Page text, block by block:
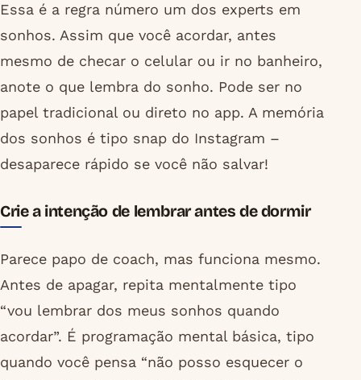
Essa é a regra número um dos experts em
sonhos. Assim que você acordar, antes
mesmo de checar o celular ou ir no banheiro,
anote o que lembra do sonho. Pode ser no
papel tradicional ou direto no app. A memória
dos sonhos é tipo snap do Instagram –
desaparece rápido se você não salvar!
Crie a intenção de lembrar antes de dormir
Parece papo de coach, mas funciona mesmo.
Antes de apagar, repita mentalmente tipo
“vou lembrar dos meus sonhos quando
acordar”. É programação mental básica, tipo
quando você pensa “não posso esquecer o